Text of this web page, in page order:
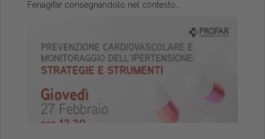
Fenagifar consegnandolo nel contesto...